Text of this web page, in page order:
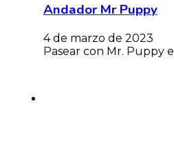
Andador Mr Puppy
4 de marzo de 2023
Pasear con Mr. Puppy